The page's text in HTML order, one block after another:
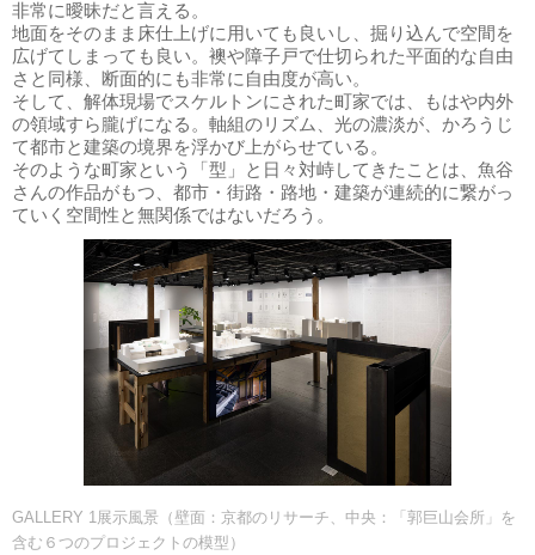
非常に曖昧だと言える。
地面をそのまま床仕上げに用いても良いし、掘り込んで空間を
広げてしまっても良い。襖や障子戸で仕切られた平面的な自由
さと同様、断面的にも非常に自由度が高い。
そして、解体現場でスケルトンにされた町家では、もはや内外
の領域すら朧げになる。軸組のリズム、光の濃淡が、かろうじ
て都市と建築の境界を浮かび上がらせている。
そのような町家という「型」と日々対峙してきたことは、魚谷
さんの作品がもつ、都市・街路・路地・建築が連続的に繋がっ
ていく空間性と無関係ではないだろう。
GALLERY 1展示風景（壁面：京都のリサーチ、中央：「郭巨山会所」を
含む６つのプロジェクトの模型）